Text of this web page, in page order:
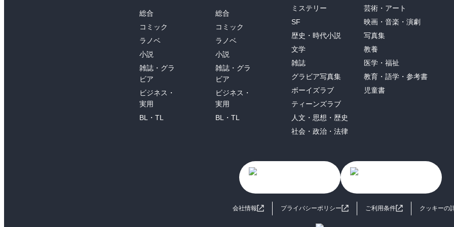
総合
コミック
ラノベ
小説
雑誌・グラ
ビア
ビジネス・
実用
BL・TL
総合
コミック
ラノベ
小説
雑誌・グラ
ビア
ビジネス・
実用
BL・TL
ミステリー
SF
歴史・時代小説
文学
雑誌
グラビア写真集
ボーイズラブ
ティーンズラブ
人文・思想・歴史
社会・政治・法律
芸術・アート
映画・音楽・演劇
写真集
教養
医学・福祉
教育・語学・参考書
児童書
会社情報 プライバシーポリシー ご利用条件 クッキーの